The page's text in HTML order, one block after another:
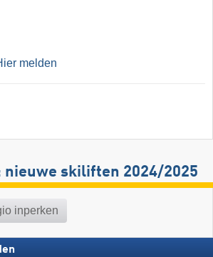
melden
nieuwe skiliften 2024/2025
inperken